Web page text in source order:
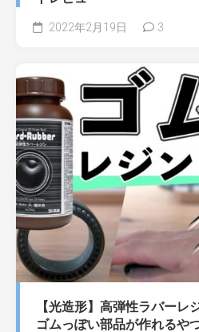
2022年2月19日 3
【光造形】高弾性ラバーレ
ゴムっぽい部品が作れるや